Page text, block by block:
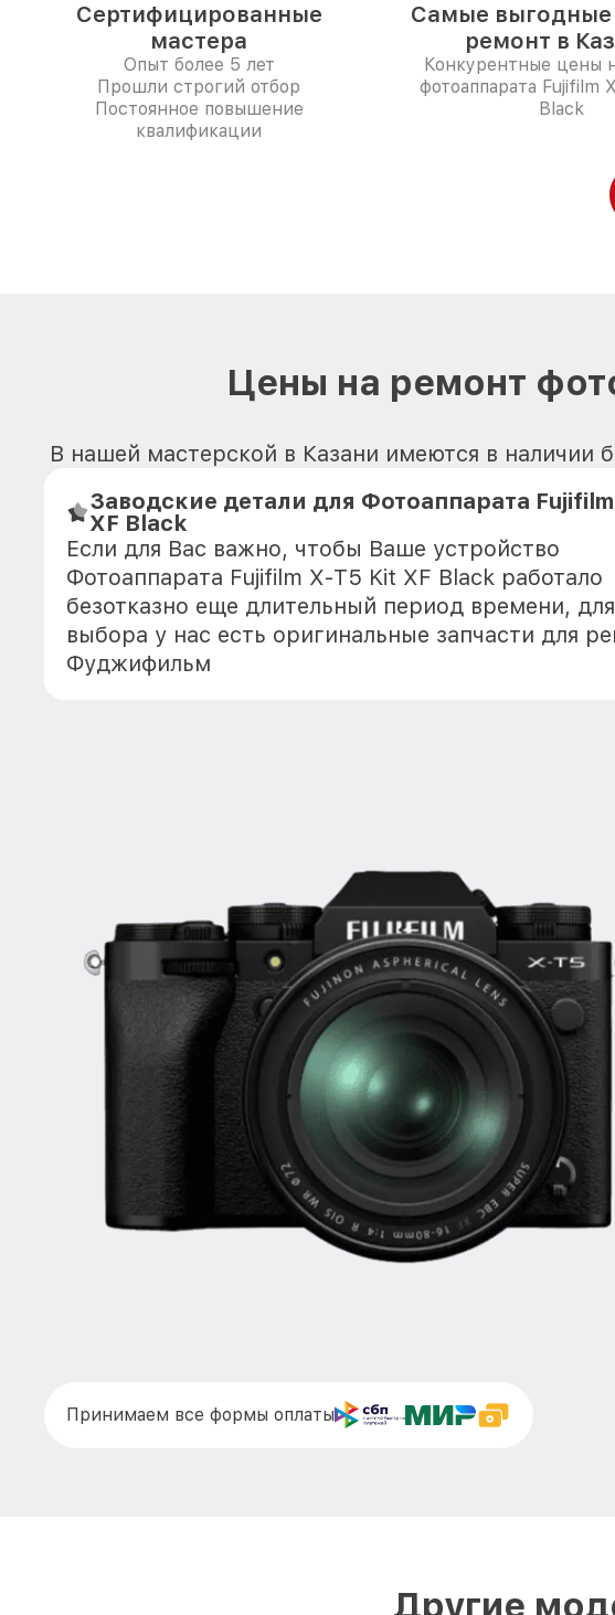
Сертифицированные
мастера
Опыт более 5 лет
Прошли строгий отбор
Постоянное повышение
квалификации
Самые выгодные
ремонт в
Конкурентные цены
фотоаппарата Fujifilm
Black
Цены на ремонт
В нашей мастерской в Казани имеются в наличии
Заводские детали для Фотоаппарата
XF Black
Если для Вас важно, чтобы Ваше устройство
Фотоаппарата Fujifilm X-T5 Kit XF Black работало
безотказно еще длительный период времени,
выбора у нас есть оригинальные запчасти для
Фуджифильм
Принимаем все формы оплаты
Другие